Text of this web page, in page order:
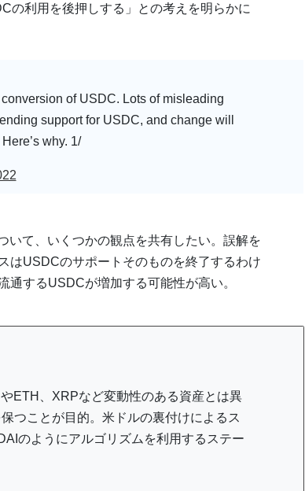
の利用を後押しする」との考えを明らかに
of USDC. Lots of misleading
support for USDC, and change will
why. 1/
いて、いくつかの観点を共有したい。誤解を
はUSDCのサポートそのものを終了するわけ
通するUSDCが増加する可能性が高い。
ETH、XRPなど変動性のある資産とは異
つことが目的。米ドルの裏付けによるス
のようにアルゴリズムを利用するステー